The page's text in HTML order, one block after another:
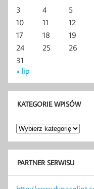
3
4 5
10
11 12
17
18 19
24
25 26
31
« lip
KATEGORIE WPISÓW
Kategorie
wpisów
PARTNER SERWISU